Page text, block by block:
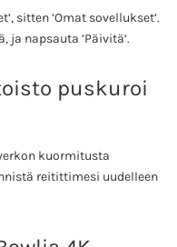
sitten ’Omat sovellukset’.
napsauta ’Päivitä’.
puskuroi
kuormitusta
reitittimesi uudelleen